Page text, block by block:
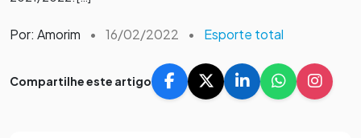
Por: Amorim • 16/02/2022 • Esporte total
Compartilhe este artigo